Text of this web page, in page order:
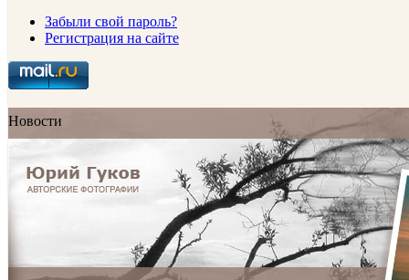
Забыли свой пароль?
Регистрация на сайте
Новости